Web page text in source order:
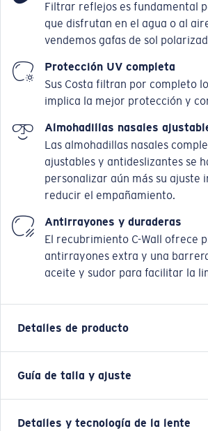
Filtrar reflejos es fundamental
que disfrutan en el agua o al
vendemos gafas de sol
Protección UV completa
Sus Costa filtran por completo
implica la mejor protección y
Almohadillas nasales
Las almohadillas nasales
ajustables y antideslizantes se
personalizar aún más su ajuste
reducir el empañamiento.
Antirrayones y duraderas
El recubrimiento C-Wall ofrece
antirrayones extra y una
aceite y sudor para facilitar la
Detalles de producto
Toma su nombre de las aves que
goma Hydrolite a lo largo de las
Guía de talla y ajuste
Detalles y tecnología de la lente